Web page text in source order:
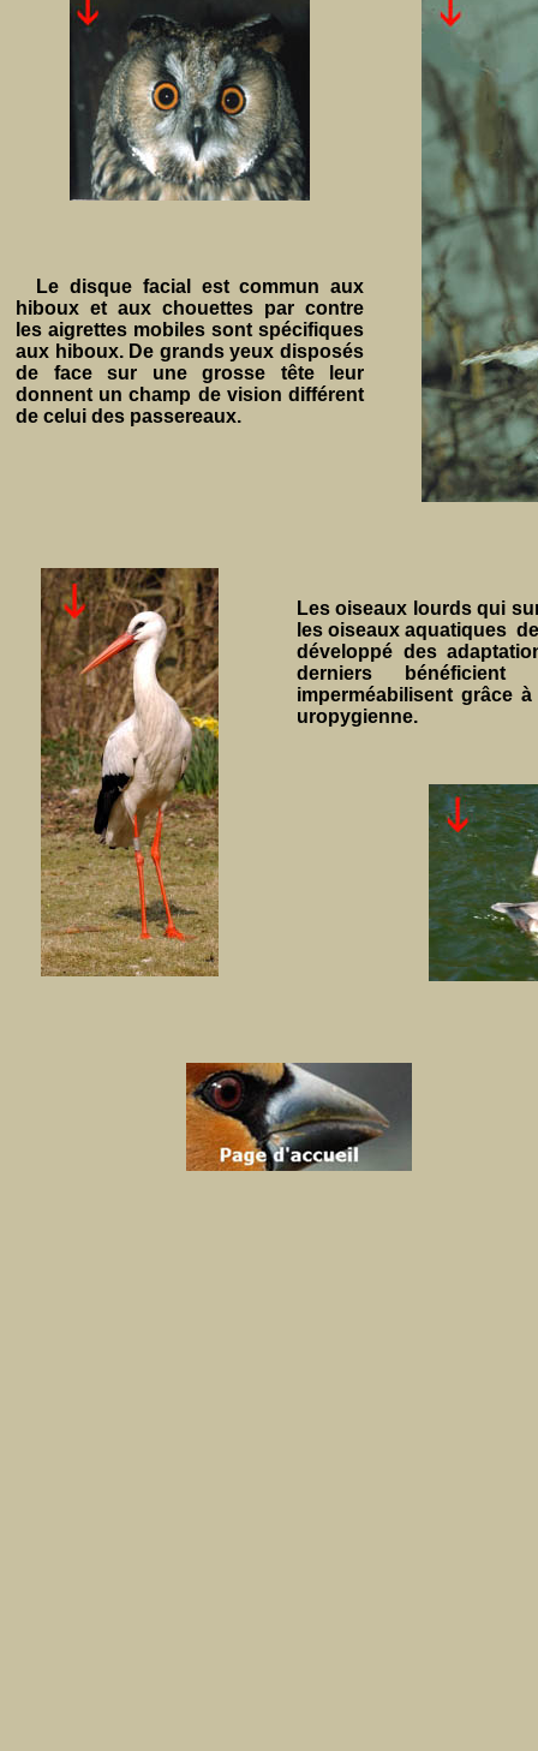
Le disque facial est commun aux
hiboux et aux chouettes par contre
les aigrettes mobiles sont spécifiques
aux hiboux. De grands yeux disposés
de face sur une grosse tête leur
donnent un champ de vision différent
de celui des passereaux.
Les oiseaux lourds qui
les oiseaux aquatiques
développé des
derniers
imperméabilisent grâce
uropygienne.